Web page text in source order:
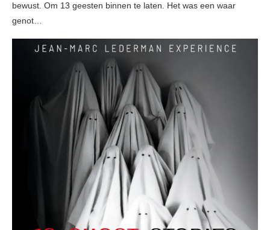
bewust. Om 13 geesten binnen te laten. Het was een waar
genot…